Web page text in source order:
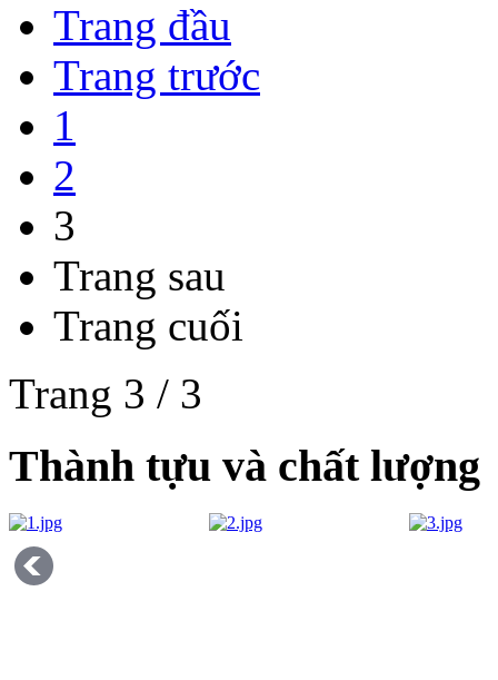
Trang đầu
Trang trước
1
2
3
Trang sau
Trang cuối
Trang 3 / 3
Thành tựu và chất lượng